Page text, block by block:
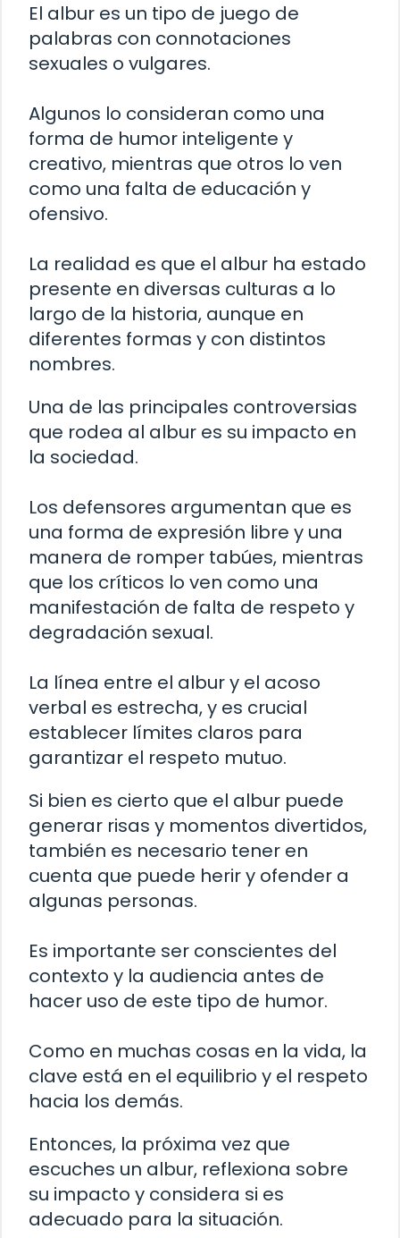
El albur es un tipo de juego de
palabras con connotaciones
sexuales o vulgares.
Algunos lo consideran como una
forma de humor inteligente y
creativo, mientras que otros lo ven
como una falta de educación y
ofensivo.
La realidad es que el albur ha estado
presente en diversas culturas a lo
largo de la historia, aunque en
diferentes formas y con distintos
nombres.
Una de las principales controversias
que rodea al albur es su impacto en
la sociedad.
Los defensores argumentan que es
una forma de expresión libre y una
manera de romper tabúes, mientras
que los críticos lo ven como una
manifestación de falta de respeto y
degradación sexual.
La línea entre el albur y el acoso
verbal es estrecha, y es crucial
establecer límites claros para
garantizar el respeto mutuo.
Si bien es cierto que el albur puede
generar risas y momentos divertidos,
también es necesario tener en
cuenta que puede herir y ofender a
algunas personas.
Es importante ser conscientes del
contexto y la audiencia antes de
hacer uso de este tipo de humor.
Como en muchas cosas en la vida, la
clave está en el equilibrio y el respeto
hacia los demás.
Entonces, la próxima vez que
escuches un albur, reflexiona sobre
su impacto y considera si es
adecuado para la situación.